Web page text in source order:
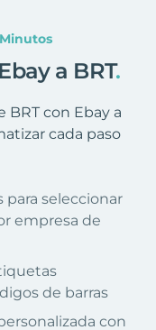
a BRT.
con Ebay a
cada paso
seleccionar
empresa de
de barras
con